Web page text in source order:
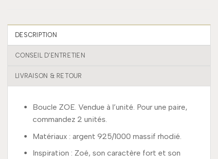
DESCRIPTION
CONSEIL D’ENTRETIEN
LIVRAISON & RETOUR
Boucle ZOE. Vendue à l’unité. Pour une paire,
commandez 2 unités.
Matériaux : argent 925/1000 massif rhodié.
Inspiration : Zoé, son caractère fort et son